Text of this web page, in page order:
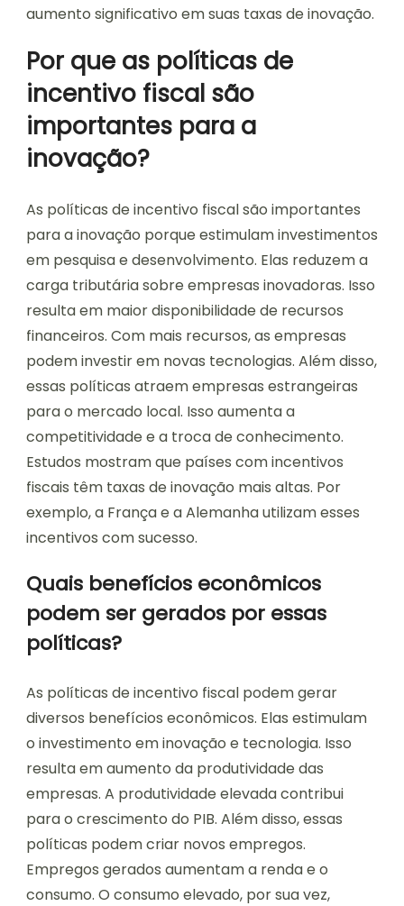
aumento significativo em suas taxas de inovação.
Por que as políticas de
incentivo fiscal são
importantes para a
inovação?
As políticas de incentivo fiscal são importantes
para a inovação porque estimulam investimentos
em pesquisa e desenvolvimento. Elas reduzem a
carga tributária sobre empresas inovadoras. Isso
resulta em maior disponibilidade de recursos
financeiros. Com mais recursos, as empresas
podem investir em novas tecnologias. Além disso,
essas políticas atraem empresas estrangeiras
para o mercado local. Isso aumenta a
competitividade e a troca de conhecimento.
Estudos mostram que países com incentivos
fiscais têm taxas de inovação mais altas. Por
exemplo, a França e a Alemanha utilizam esses
incentivos com sucesso.
Quais benefícios econômicos
podem ser gerados por essas
políticas?
As políticas de incentivo fiscal podem gerar
diversos benefícios econômicos. Elas estimulam
o investimento em inovação e tecnologia. Isso
resulta em aumento da produtividade das
empresas. A produtividade elevada contribui
para o crescimento do PIB. Além disso, essas
políticas podem criar novos empregos.
Empregos gerados aumentam a renda e o
consumo. O consumo elevado, por sua vez,